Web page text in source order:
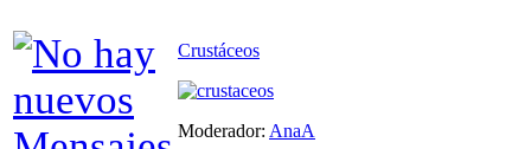
Crustáceos
Moderador: AnaA